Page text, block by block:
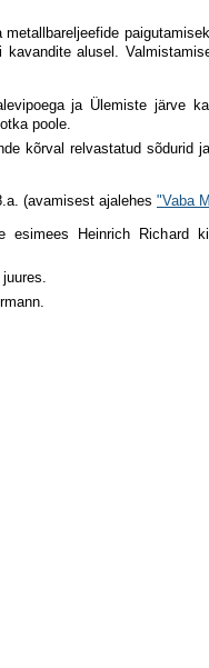
alusel.
ja Ülemiste järve
poole.
kõrval relvastatud sõdurid
(avamisest ajalehes "Vaba
esimees Heinrich Richard